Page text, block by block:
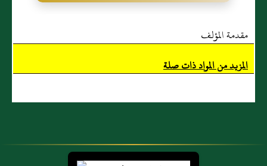
مقدمة المؤلف
المزيد من المواد ذات صلة